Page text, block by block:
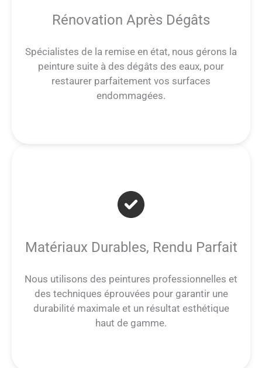
Rénovation Après Dégâts
Spécialistes de la remise en état, nous gérons la
peinture suite à des dégâts des eaux, pour
restaurer parfaitement vos surfaces
endommagées.
Matériaux Durables, Rendu Parfait
Nous utilisons des peintures professionnelles et
des techniques éprouvées pour garantir une
durabilité maximale et un résultat esthétique
haut de gamme.